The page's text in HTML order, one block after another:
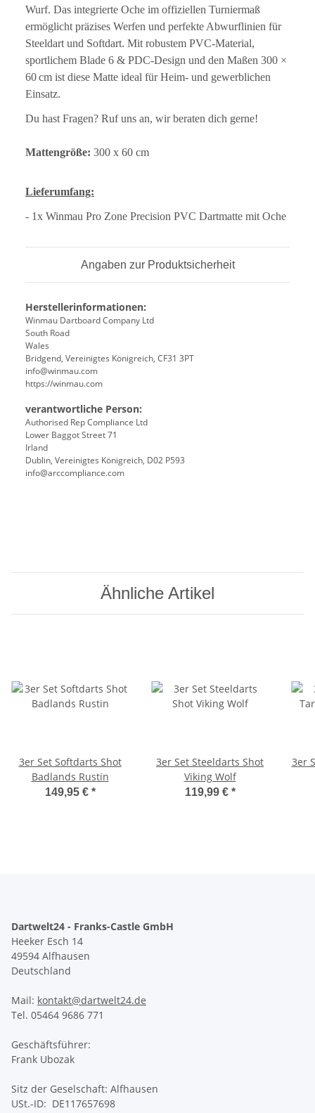
Wurf. Das integrierte Oche im offiziellen Turniermaß
ermöglicht präzises Werfen und perfekte Abwurflinien für
Steeldart und Softdart. Mit robustem PVC-Material,
sportlichem Blade 6 & PDC-Design und den Maßen 300 ×
60 cm ist diese Matte ideal für Heim- und gewerblichen
Einsatz.
Du hast Fragen? Ruf uns an, wir beraten dich gerne!
Mattengröße: 300 x 60 cm
Lieferumfang:
- 1x Winmau Pro Zone Precision PVC Dartmatte mit Oche
Angaben zur Produktsicherheit
Herstellerinformationen:
Winmau Dartboard Company Ltd
South Road
Wales
Bridgend, Vereinigtes Königreich, CF31 3PT
info@winmau.com
https://winmau.com
verantwortliche Person:
Authorised Rep Compliance Ltd
Lower Baggot Street 71
Irland
Dublin, Vereinigtes Königreich, D02 P593
info@arccompliance.com
Ähnliche Artikel
3er Set Softdarts Shot
Badlands Rustin
149,95 € *
3er Set Steeldarts Shot
Viking Wolf
119,99 € *
3er
Dartwelt24 - Franks-Castle GmbH
Heeker Esch 14
49594 Alfhausen
Deutschland
Mail: kontakt@dartwelt24.de
Tel. 05464 9686 771
Geschäftsführer:
Frank Ubozak
Sitz der Geselschaft: Alfhausen
USt.-ID: DE117657698